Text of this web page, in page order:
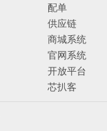
配单
供应链
商城系统
官网系统
开放平台
芯扒客